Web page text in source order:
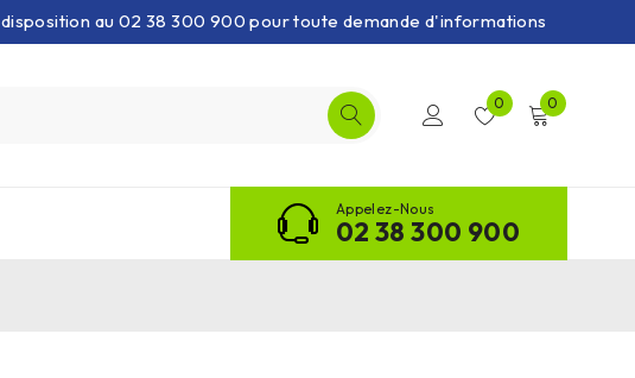
au 02 38 300 900 pour toute demande d'informations
0 0
Appelez-Nous
02 38 300 900